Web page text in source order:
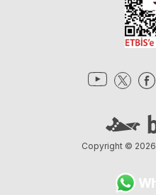
Copyright © 2026